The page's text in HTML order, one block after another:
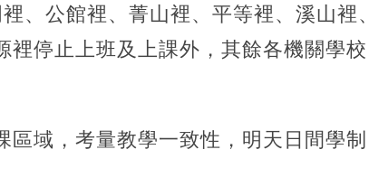
、公館裡、菁山裡、平等裡、溪山裡、
停止上班及上課外，其餘各機關學校
域，考量教學一致性，明天日間學制